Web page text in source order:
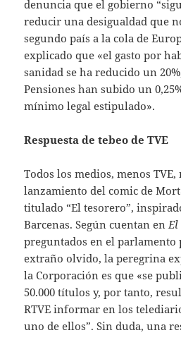
denuncia que el gobierno
reducir una desigualdad que
segundo país a la cola de
explicado que «el gasto por
sanidad se ha reducido un
Pensiones han subido un
mínimo legal estipulado».
Respuesta de tebeo de TVE
Todos los medios, menos
lanzamiento del comic de
titulado “El tesorero”,
Barcenas. Según cuentan enEl
preguntados en el parlamento
extraño olvido, la peregrina
la Corporación es que «se
50.000 títulos y, por tanto,
RTVE informar en los
uno de ellos”. Sin duda, una